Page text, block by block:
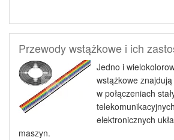
Przewody wstążkowe i ich
Jedno i
wstążkowe
w połączeniach
elektronicznych
maszyn.